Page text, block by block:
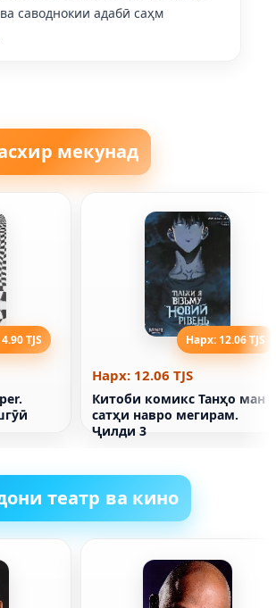
саводнокии адабӣ саҳм
мекунад
TJS Нарх: 12.06 TJS
Нарх: 12.06 TJS
Китоби комикс Танҳо ман
сатҳи навро мегирам.
Ҷилди 3
театр ва кино